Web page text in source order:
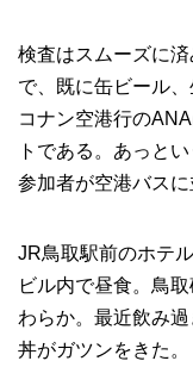
検査はスムーズに
で、既に缶ビール
コナン空港行の
トである。あっと
参加者が空港バスに
JR鳥取駅前のホテ
ビル内で昼食。鳥
わらか。最近飲み
丼がガツンをきた。